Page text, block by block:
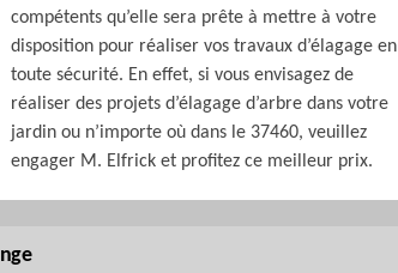
compétents qu’elle sera prête à mettre à votre
disposition pour réaliser vos travaux d’élagage en
toute sécurité. En effet, si vous envisagez de
réaliser des projets d’élagage d’arbre dans votre
jardin ou n’importe où dans le 37460, veuillez
engager M. Elfrick et profitez ce meilleur prix.